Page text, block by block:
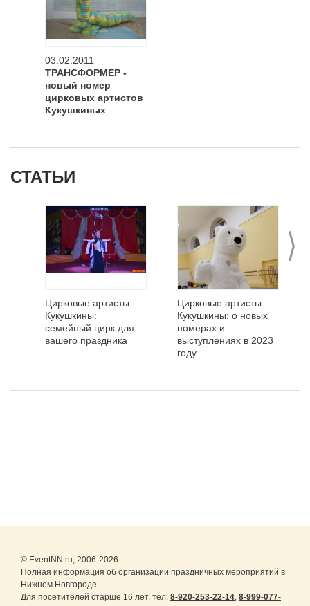
03.02.2011
ТРАНСФОРМЕР -
новый номер
цирковых артистов
Кукушкиных
СТАТЬИ
>
Цирковые артисты
Кукушкины:
семейный цирк для
вашего праздника
Цирковые артисты
Кукушкины: о новых
номерах и
выступлениях в 2023
году
© EventNN.ru, 2006-2026
Полная информация об организации праздничных мероприятий в
Нижнем Новгороде.
Для посетителей старше 16 лет. тел. 8-920-253-22-14, 8-999-077-